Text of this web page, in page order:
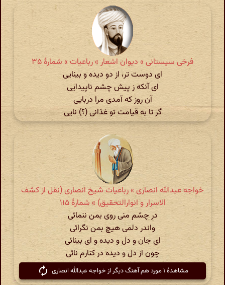
فرخی سیستانی » دیوان اشعار » رباعیات » شمارهٔ ۳۵
ای دوست تر، از دو دیده و بینایی
ای آنکه ز پیش چشم ناپیدایی
آن روز که آمدی مرا دربایی
گر تا به قیامت تو غذانی (؟) نایی
خواجه عبدالله انصاری » رباعیات شیخ انصاری (نقل از کشف
الاسرار و انوارالتحقیق) » شمارهٔ ۱۱۵
در چشم منی روی بمن ننمائی
واندر دلمی هیچ بمن نگرائی
ای جان و دل و دیده و ای بینائی
چون از دل و دیده در کنارم نائی
مشاهدهٔ ۱ مورد هم آهنگ دیگر از خواجه عبدالله انصاری